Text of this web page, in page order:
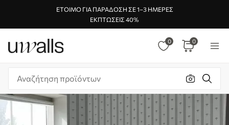
ΈΤΟΙΜΟ ΓΙΑ ΠΑΡΆΔΟΣΗ ΣΕ 1–3 ΗΜΈΡΕΣ
ΕΚΠΤΏΣΕΙΣ 40%
0 0